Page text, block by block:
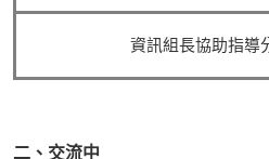
資訊組長協助指導
二、交流中